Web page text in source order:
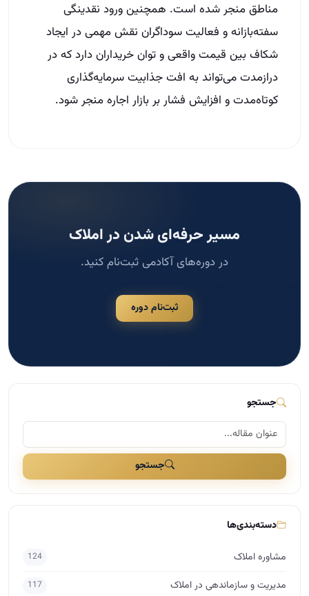
مناطق منجر شده است. همچنین ورود نقدینگی
سفته‌بازانه و فعالیت سوداگران نقش مهمی در ایجاد
شکاف بین قیمت واقعی و توان خریداران دارد که در
درازمدت می‌تواند به افت جذابیت سرمایه‌گذاری
کوتاه‌مدت و افزایش فشار بر بازار اجاره منجر شود.
مسیر حرفه‌ای شدن در املاک
در دوره‌های آکادمی ثبت‌نام کنید.
ثبت‌نام دوره
جستجو
جستجو
دسته‌بندی‌ها
مشاوره املاک 124
مدیریت و سازماندهی در املاک 117